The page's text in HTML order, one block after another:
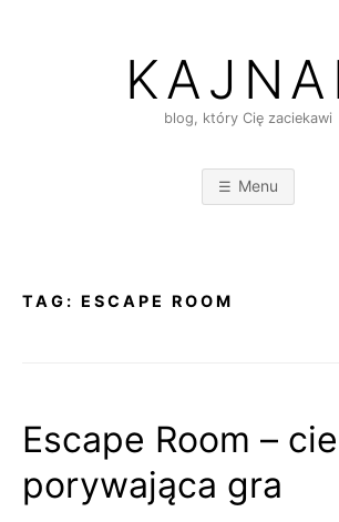
blog, który Cię zaciekawi
Menu
TAG: ESCAPE ROOM
Escape Room –
porywająca gra